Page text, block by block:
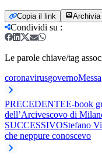
Copia il link
Condividi su :
Le parole chiave/tag
coronavirusgovernoMessa
PRECEDENTEE-book
dell’Arcivescovo di
SUCCESSIVOStefano
che neppure conoscevo